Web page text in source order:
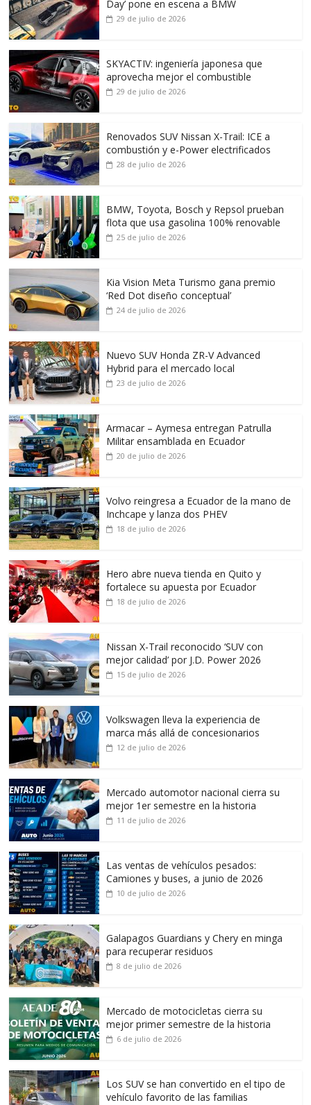
Day’ pone en escena a BMW
29 de julio de 2026
SKYACTIV: ingeniería japonesa que
aprovecha mejor el combustible
29 de julio de 2026
Renovados SUV Nissan X-Trail: ICE a
combustión y e-Power electrificados
28 de julio de 2026
BMW, Toyota, Bosch y Repsol prueban
flota que usa gasolina 100% renovable
25 de julio de 2026
Kia Vision Meta Turismo gana premio
‘Red Dot diseño conceptual’
24 de julio de 2026
Nuevo SUV Honda ZR-V Advanced
Hybrid para el mercado local
23 de julio de 2026
Armacar – Aymesa entregan Patrulla
Militar ensamblada en Ecuador
20 de julio de 2026
Volvo reingresa a Ecuador de la mano de
Inchcape y lanza dos PHEV
18 de julio de 2026
Hero abre nueva tienda en Quito y
fortalece su apuesta por Ecuador
18 de julio de 2026
Nissan X-Trail reconocido ‘SUV con
mejor calidad’ por J.D. Power 2026
15 de julio de 2026
Volkswagen lleva la experiencia de
marca más allá de concesionarios
12 de julio de 2026
Mercado automotor nacional cierra su
mejor 1er semestre en la historia
11 de julio de 2026
Las ventas de vehículos pesados:
Camiones y buses, a junio de 2026
10 de julio de 2026
Galapagos Guardians y Chery en minga
para recuperar residuos
8 de julio de 2026
Mercado de motocicletas cierra su
mejor primer semestre de la historia
6 de julio de 2026
Los SUV se han convertido en el tipo de
vehículo favorito de las familias